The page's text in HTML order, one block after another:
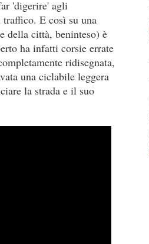
'digerire' agli
E così su una
della città, beninteso) è
ha infatti corsie errate
ridisegnata,
una ciclabile leggera
la strada e il suo